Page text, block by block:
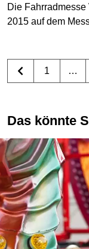
Die
2015 auf dem
1 …
Das könnte